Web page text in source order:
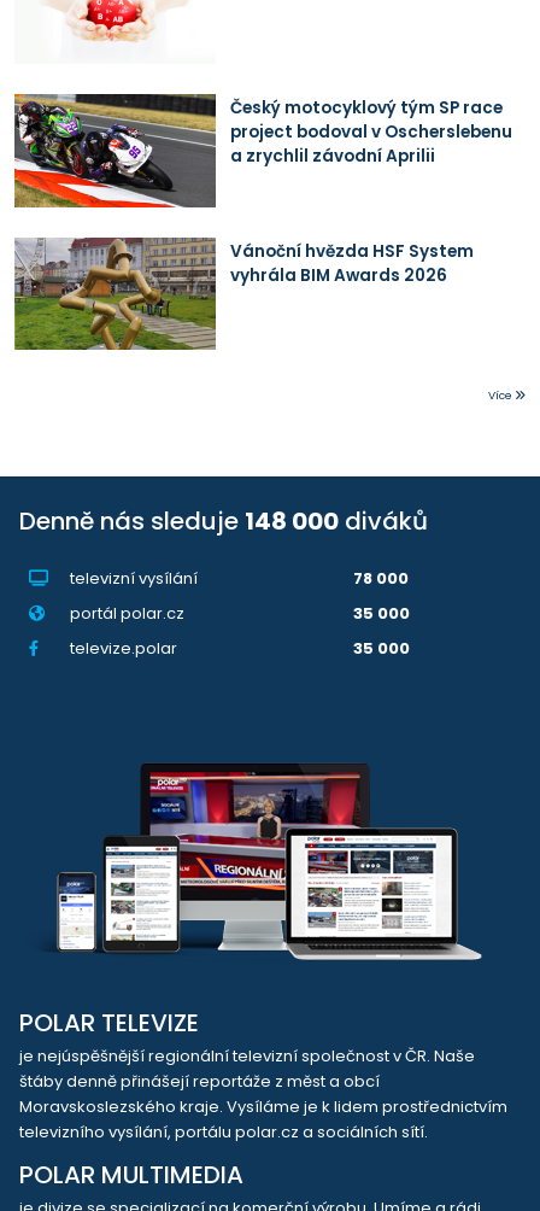
Český motocyklový tým SP race
project bodoval v Oscherslebenu
a zrychlil závodní Aprilii
Vánoční hvězda HSF System
vyhrála BIM Awards 2026
Více
Denně nás sleduje 148 000 diváků
televizní vysílání
78 000
portál polar.cz
35 000
televize.polar
35 000
POLAR TELEVIZE
je nejúspěšnější regionální televizní společnost v ČR. Naše
štáby denně přinášejí reportáže z měst a obcí
Moravskoslezského kraje. Vysíláme je k lidem prostřednictvím
televizního vysílání, portálu polar.cz a sociálních sítí.
POLAR MULTIMEDIA